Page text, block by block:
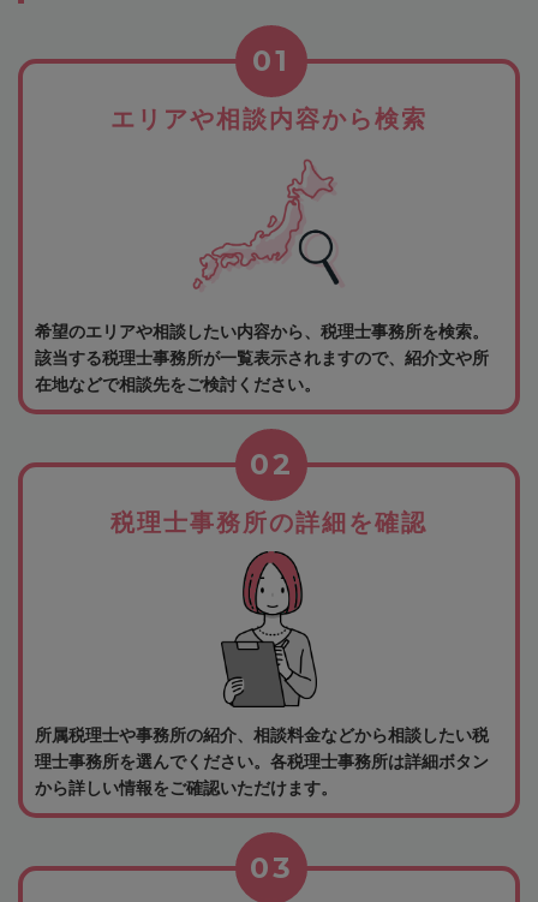
エリアや相談内容から検索
01
希望のエリアや相談したい内容から、税理士事務所を検索。
該当する税理士事務所が一覧表示されますので、紹介文や所
在地などで相談先をご検討ください。
税理士事務所の詳細を確認
02
所属税理士や事務所の紹介、相談料金などから相談したい税
理士事務所を選んでください。各税理士事務所は詳細ボタン
から詳しい情報をご確認いただけます。
03